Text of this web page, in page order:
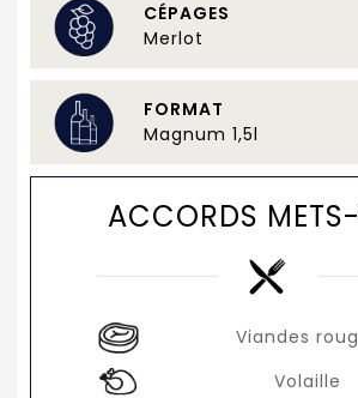
CÉPAGES
Merlot
FORMAT
Magnum 1,5l
ACCORDS
Viandes
Volaille